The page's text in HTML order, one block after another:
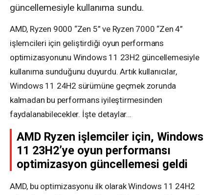
güncellemesiyle kullanıma sundu.
AMD, Ryzen 9000 “Zen 5” ve Ryzen 7000 “Zen 4”
işlemcileri için geliştirdiği oyun performans
optimizasyonunu Windows 11 23H2 güncellemesiyle
kullanıma sunduğunu duyurdu. Artık kullanıcılar,
Windows 11 24H2 sürümüne geçmek zorunda
kalmadan bu performans iyileştirmesinden
faydalanabilecekler. İşte detaylar…
AMD Ryzen işlemciler için, Windows
11 23H2’ye oyun performansı
optimizasyon güncellemesi geldi
AMD, bu optimizasyonu ilk olarak Windows 11 24H2